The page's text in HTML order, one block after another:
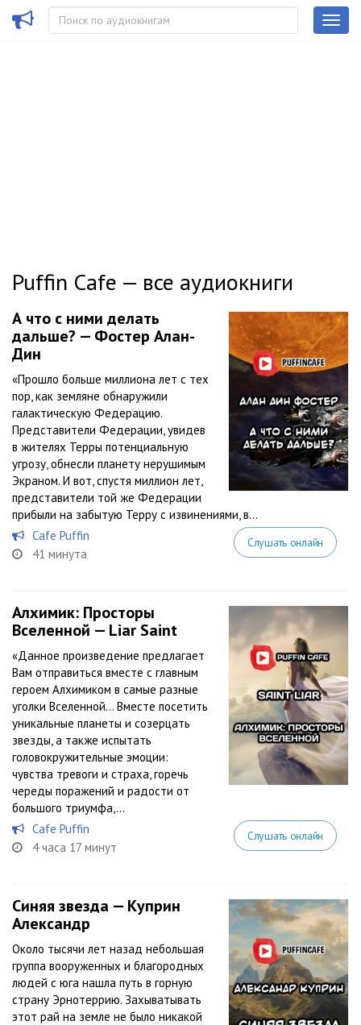
Puffin Cafe — все аудиокниги
А что с ними делать
дальше? — Фостер Алан-
Дин
«Прошло больше миллиона лет с тех
пор, как земляне обнаружили
галактическую Федерацию.
Представители Федерации, увидев
в жителях Терры потенциальную
угрозу, обнесли планету нерушимым
Экраном. И вот, спустя миллион лет,
представители той же Федерации
прибыли на забытую Терру с извинениями, в...
Cafe Puffin
41 минута
Слушать онлайн
Алхимик: Просторы
Вселенной — Liar Saint
«Данное произведение предлагает
Вам отправиться вместе с главным
героем Алхимиком в самые разные
уголки Вселенной… Вместе посетить
уникальные планеты и созерцать
звезды, а также испытать
головокружительные эмоции:
чувства тревоги и страха, горечь
череды поражений и радости от
большого триумфа,...
Cafe Puffin
4 часа 17 минут
Слушать онлайн
Синяя звезда — Куприн
Александр
Около тысячи лет назад небольшая
группа вооруженных и благородных
людей с юга нашла путь в горную
страну Эрнотеррию. Захыватывать
этот рай на земле не было никакой